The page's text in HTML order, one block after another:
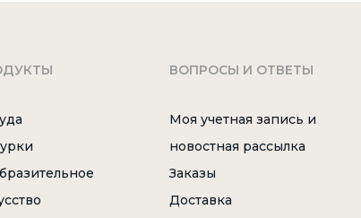
ВОПРОСЫ И ОТВЕТЫ
Моя учетная запись и
новостная рассылка
Заказы
Доставка